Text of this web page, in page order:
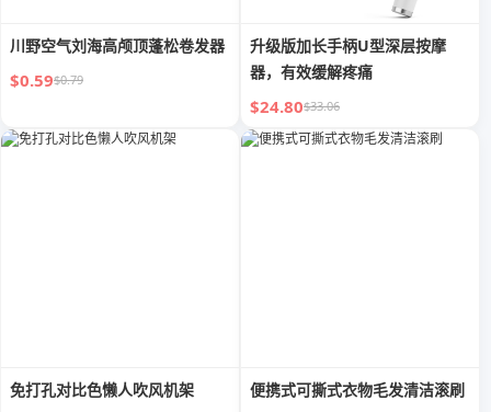
川野空气刘海高颅顶蓬松卷发器
$0.59$0.79
升级版加长手柄U型深层按摩
器，有效缓解疼痛
$24.80$33.06
免打孔对比色懒人吹风机架 便携式可撕式衣物毛发清洁滚刷